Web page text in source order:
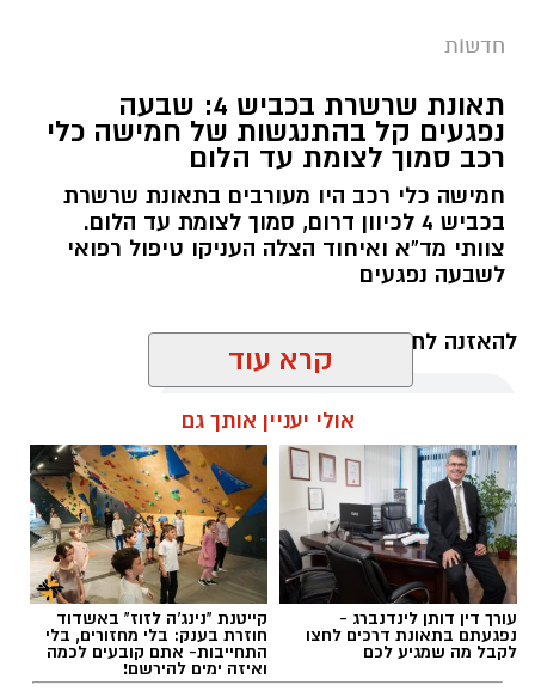
חדשות
תאונת שרשרת בכביש 4: שבעה
נפגעים קל בהתנגשות של חמישה כלי
רכב סמוך לצומת עד הלום
חמישה כלי רכב היו מעורבים בתאונת שרשרת
בכביש 4 לכיוון דרום, סמוך לצומת עד הלום.
צוותי מד”א ואיחוד הצלה העניקו טיפול רפואי
לשבעה נפגעים
להאזנה לתוכן:
עופר אשטוקר / 11:09 07.08.26
תגים:תאונת שרשרת עד הלום
קרא עוד
אולי יעניין אותך גם
עורך דין דותן לינדנברג -
נפגעתם בתאונת דרכים לחצו
לקבל מה שמגיע לכם
קייטנת "נינג'ה לזוז" באשדוד
חוזרת בענק: בלי מחזורים, בלי
התחייבות- אתם קובעים לכמה
ואיזה ימים להירשם!